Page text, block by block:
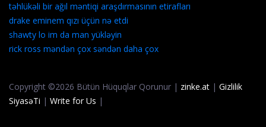
təhlükəli bir ağıl məntiqi araşdırmasının etirafları
drake eminem qızı üçün nə etdi
shawty lo im da man yükləyin
rick ross məndən çox səndən daha çox
Copyright ©2026 Bütün Hüquqlar Qorunur | zinke.at | Gizlilik
SiyasəTi | Write for Us |